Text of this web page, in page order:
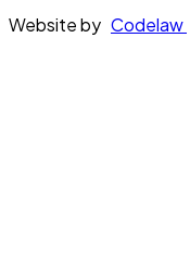
Website by Codelaw